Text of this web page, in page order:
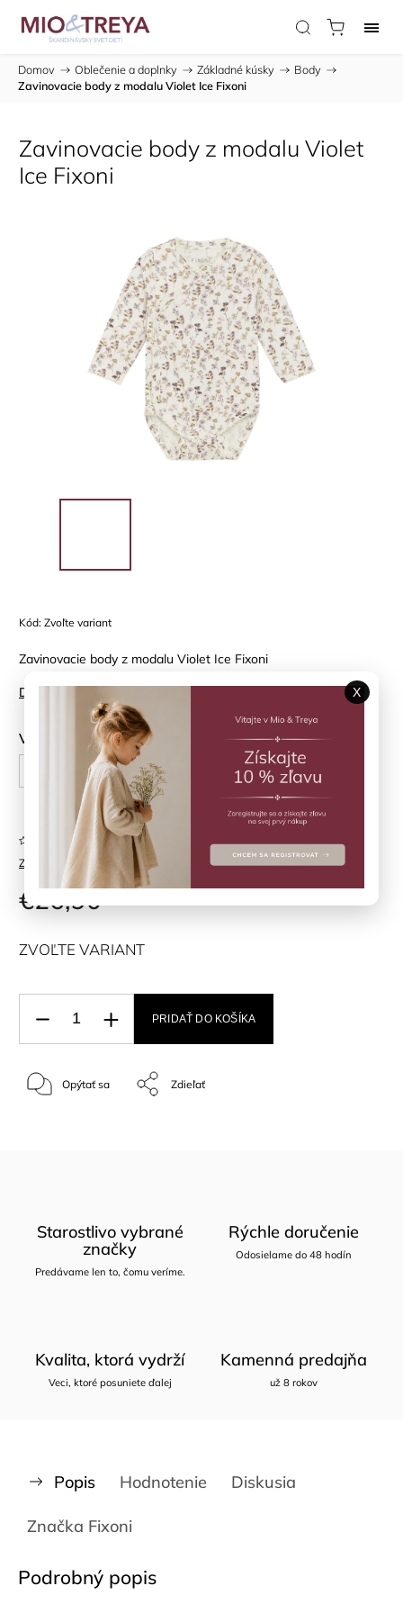
Domov / Oblečenie a doplnky / Základné kúsky / Body /
Zavinovacie body z modalu Violet Ice Fixoni
Zavinovacie body z modalu Violet
Ice Fixoni
Kód: Zvoľte variant
Zavinovacie body z modalu Violet Ice Fixoni
Detailné informácie
Veľkosť
68 cm
Značka: Fixoni
Neohodnotené
€26,90
ZVOĽTE VARIANT
PRIDAŤ DO KOŠÍKA
Opýtať sa Zdieľať
Starostlivo vybrané
značky
Predávame len to, čomu veríme.
Rýchle doručenie
Odosielame do 48 hodín
Kvalita, ktorá vydrží
Veci, ktoré posuniete ďalej
Kamenná predajňa
už 8 rokov
Popis Hodnotenie Diskusia
Značka Fixoni
Podrobný popis
X